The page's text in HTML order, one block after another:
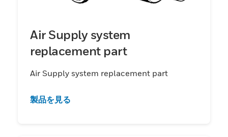
Air Supply system
replacement part
Air Supply system replacement part
製品を見る